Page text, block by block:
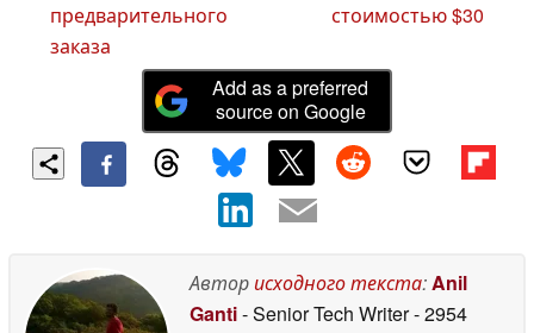
предварительного
заказа
стоимостью $30
Add as a preferred
source on Google
Авторисходного текста:Anil
Ganti- Senior Tech Writer- 2954